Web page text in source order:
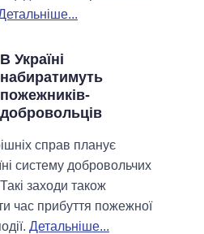
В Україні
набиратимуть
пожежників-
добровольців
справ планує
систему добровольчих
заходи також
час прибуття пожежної
Детальніше...